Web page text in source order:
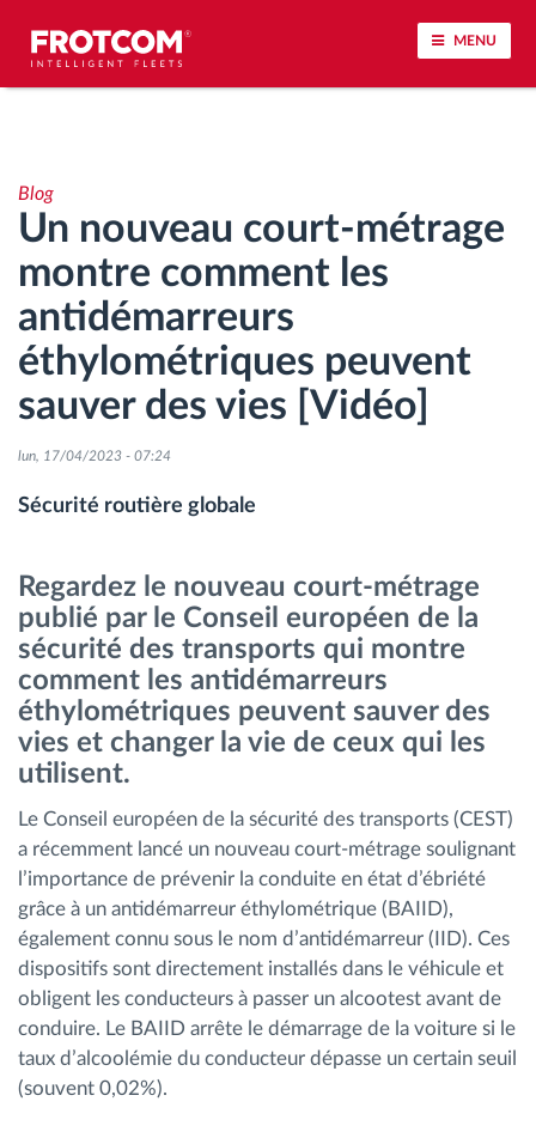
MENU
Analyse du comportement de conduite
Contrôle des temps de conduite
Gestion de la main-d’œuvre
Téléchargement du tachygraphe à distance
Contrôle d'accès
Planification et suivi d'itinéraire
Identification automatique du conducteur
Découvrez toutes les caractéristiques
Comment nous résolvons chaques besoins
d'activité de flotte
Calculatrice d’économies
Blog
Un nouveau court-métrage
montre comment les
antidémarreurs
éthylométriques peuvent
sauver des vies [Vidéo]
lun, 17/04/2023 - 07:24
Sécurité routière globale
Regardez le nouveau court-métrage
publié par le Conseil européen de la
sécurité des transports qui montre
comment les antidémarreurs
éthylométriques peuvent sauver des
vies et changer la vie de ceux qui les
utilisent.
Le Conseil européen de la sécurité des transports (CEST)
a récemment lancé un nouveau court-métrage soulignant
l’importance de prévenir la conduite en état d’ébriété
grâce à un antidémarreur éthylométrique (BAIID),
également connu sous le nom d’antidémarreur (IID). Ces
dispositifs sont directement installés dans le véhicule et
obligent les conducteurs à passer un alcootest avant de
conduire. Le BAIID arrête le démarrage de la voiture si le
taux d’alcoolémie du conducteur dépasse un certain seuil
(souvent 0,02%).